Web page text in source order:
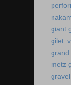
giant
gilet
metz